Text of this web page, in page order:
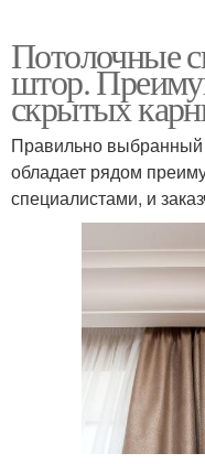
Потолочные
штор.
скрытых
Правильно
обладает рядом
специалистами, и